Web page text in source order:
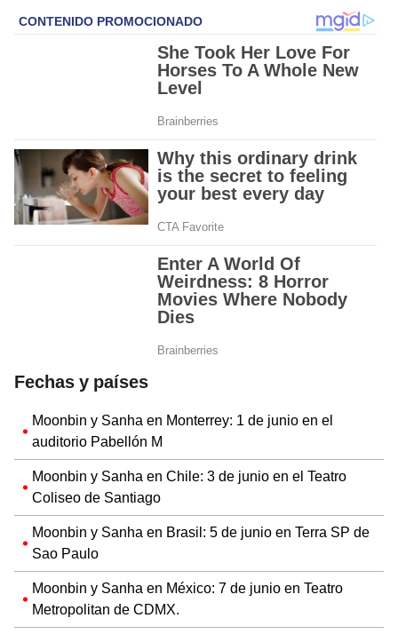
Fechas y países
Moonbin y Sanha en Monterrey: 1 de junio en el
auditorio Pabellón M
Moonbin y Sanha en Chile: 3 de junio en el Teatro
Coliseo de Santiago
Moonbin y Sanha en Brasil: 5 de junio en Terra SP de
Sao Paulo
Moonbin y Sanha en México: 7 de junio en Teatro
Metropolitan de CDMX.